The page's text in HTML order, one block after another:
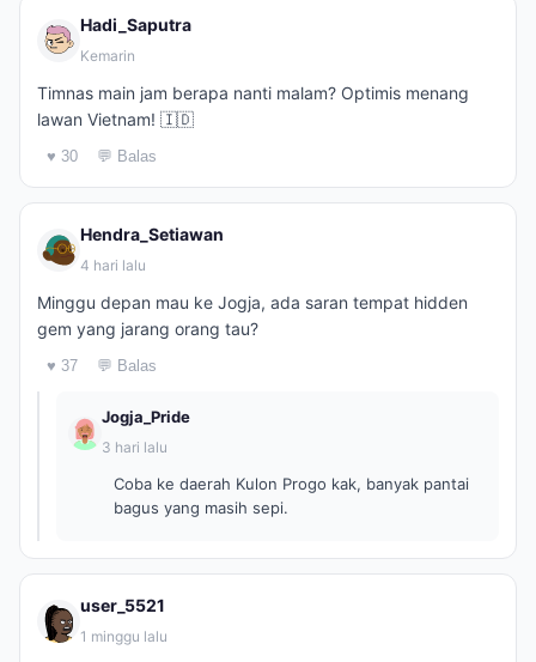
Hadi_Saputra
Kemarin
Timnas main jam berapa nanti malam? Optimis menang
lawan Vietnam! 🇮🇩
♥ 30 💬 Balas
Hendra_Setiawan
4 hari lalu
Minggu depan mau ke Jogja, ada saran tempat hidden
gem yang jarang orang tau?
♥ 37 💬 Balas
Jogja_Pride
3 hari lalu
Coba ke daerah Kulon Progo kak, banyak pantai
bagus yang masih sepi.
user_5521
1 minggu lalu